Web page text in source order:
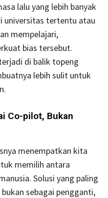
lalu yang lebih banyak
universitas tertentu atau
mempelajari,
bias tersebut.
di balik topeng
lebih sulit untuk
Co-pilot, Bukan
menempatkan kita
memilih antara
Solusi yang paling
sebagai pengganti,